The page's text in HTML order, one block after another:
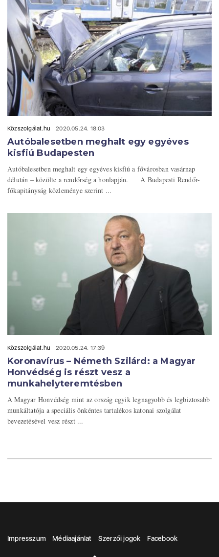
Közszolgálat.hu 2020.05.24. 18:03
Autóbalesetben meghalt egy egyéves
kisfiú Budapesten
Autóbalesetben meghalt egy egyéves kisfiú a fővárosban vasárnap
délután – közölte a rendőrség a honlapján. A Budapesti Rendőr-
főkapitányság közleménye szerint ...
Közszolgálat.hu 2020.05.24. 17:39
Koronavírus – Németh Szilárd: a Magyar
Honvédség is részt vesz a
munkahelyteremtésben
A Magyar Honvédség mint az ország egyik legnagyobb és legbiztosabb
munkáltatója a speciális önkéntes tartalékos katonai szolgálat
bevezetésével vesz részt ...
Impresszum Médiaajánlat Szerzői jogok Facebook